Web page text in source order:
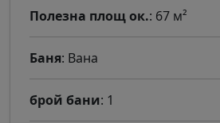
Полезна площ ок.: 67 м²
Баня: Вана
брой бани: 1